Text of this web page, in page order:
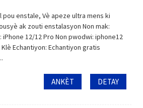
enstale, Vè apeze ultra mens ki
ak zouti enstalasyon Non mak:
iPhone 12/12 Pro Non pwodwi: iphone12
Echantiyon: Echantiyon gratis
ANKÈT DETAY